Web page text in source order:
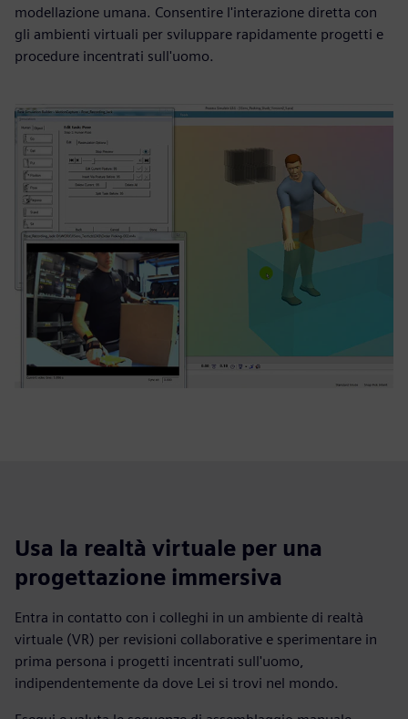
modellazione umana. Consentire l'interazione diretta con
gli ambienti virtuali per sviluppare rapidamente progetti e
procedure incentrati sull'uomo.
Usa la realtà virtuale per una
progettazione immersiva
Entra in contatto con i colleghi in un ambiente di realtà
virtuale (VR) per revisioni collaborative e sperimentare in
prima persona i progetti incentrati sull'uomo,
indipendentemente da dove Lei si trovi nel mondo.